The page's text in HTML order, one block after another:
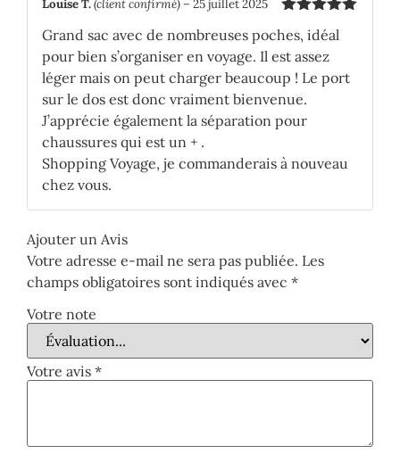
5
Louise T.(client confirmé) – 25 juillet 2025
Grand sac avec de nombreuses poches, idéal
pour bien s’organiser en voyage. Il est assez
léger mais on peut charger beaucoup ! Le port
sur le dos est donc vraiment bienvenue.
J’apprécie également la séparation pour
chaussures qui est un + .
Shopping Voyage, je commanderais à nouveau
chez vous.
Ajouter un Avis
Votre adresse e-mail ne sera pas publiée. Les
champs obligatoires sont indiqués avec *
Votre note
Votre avis *